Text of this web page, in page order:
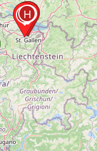
E
FH